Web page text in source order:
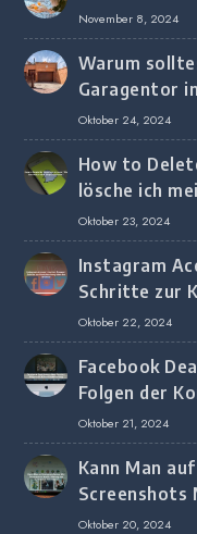
November 8, 2024
Warum
Garagentor
Oktober 24, 2024
How to
lösche ich
Oktober 23, 2024
Instagram
Schritte zur
Browser
Oktober 22, 2024
Facebook
Folgen der
Oktober 21, 2024
Kann Man
Screenshots
Screenshot-
Oktober 20, 2024